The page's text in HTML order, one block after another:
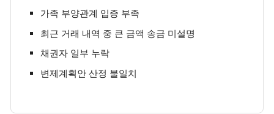
가족 부양관계 입증 부족
최근 거래 내역 중 큰 금액 송금 미설명
채권자 일부 누락
변제계획안 산정 불일치